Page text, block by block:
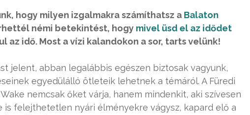
hogy milyen izgalmakra számíthatsz a Balaton
némi betekintést, hogy mivel üsd el az idődet
az idő. Most a vízi kalandokon a sor, tarts velünk!
jelent, abban legalábbis egészen biztosak vagyunk,
egyedülálló ötleteik lehetnek a témáról. A Füredi
nemcsak őket várja, hanem mindenkit, aki szívesen
is felejthetetlen nyári élményekre vágysz, kapard elő a